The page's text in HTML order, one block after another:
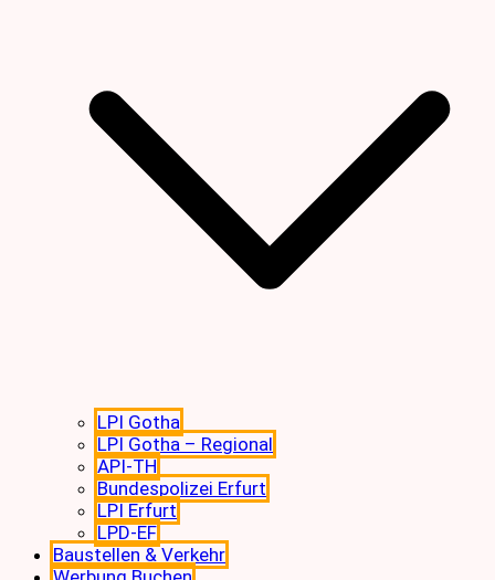
LPI Gotha
LPI Gotha – Regional
API-TH
Bundespolizei Erfurt
LPI Erfurt
LPD-EF
Baustellen & Verkehr